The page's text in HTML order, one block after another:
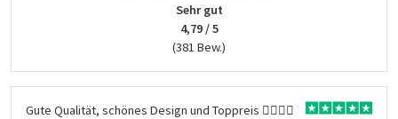
Gute Qualität, schönes Design und Toppreis 👍🏻👍🏻
Sehr gut
4,79 / 5
(381 Bew.)